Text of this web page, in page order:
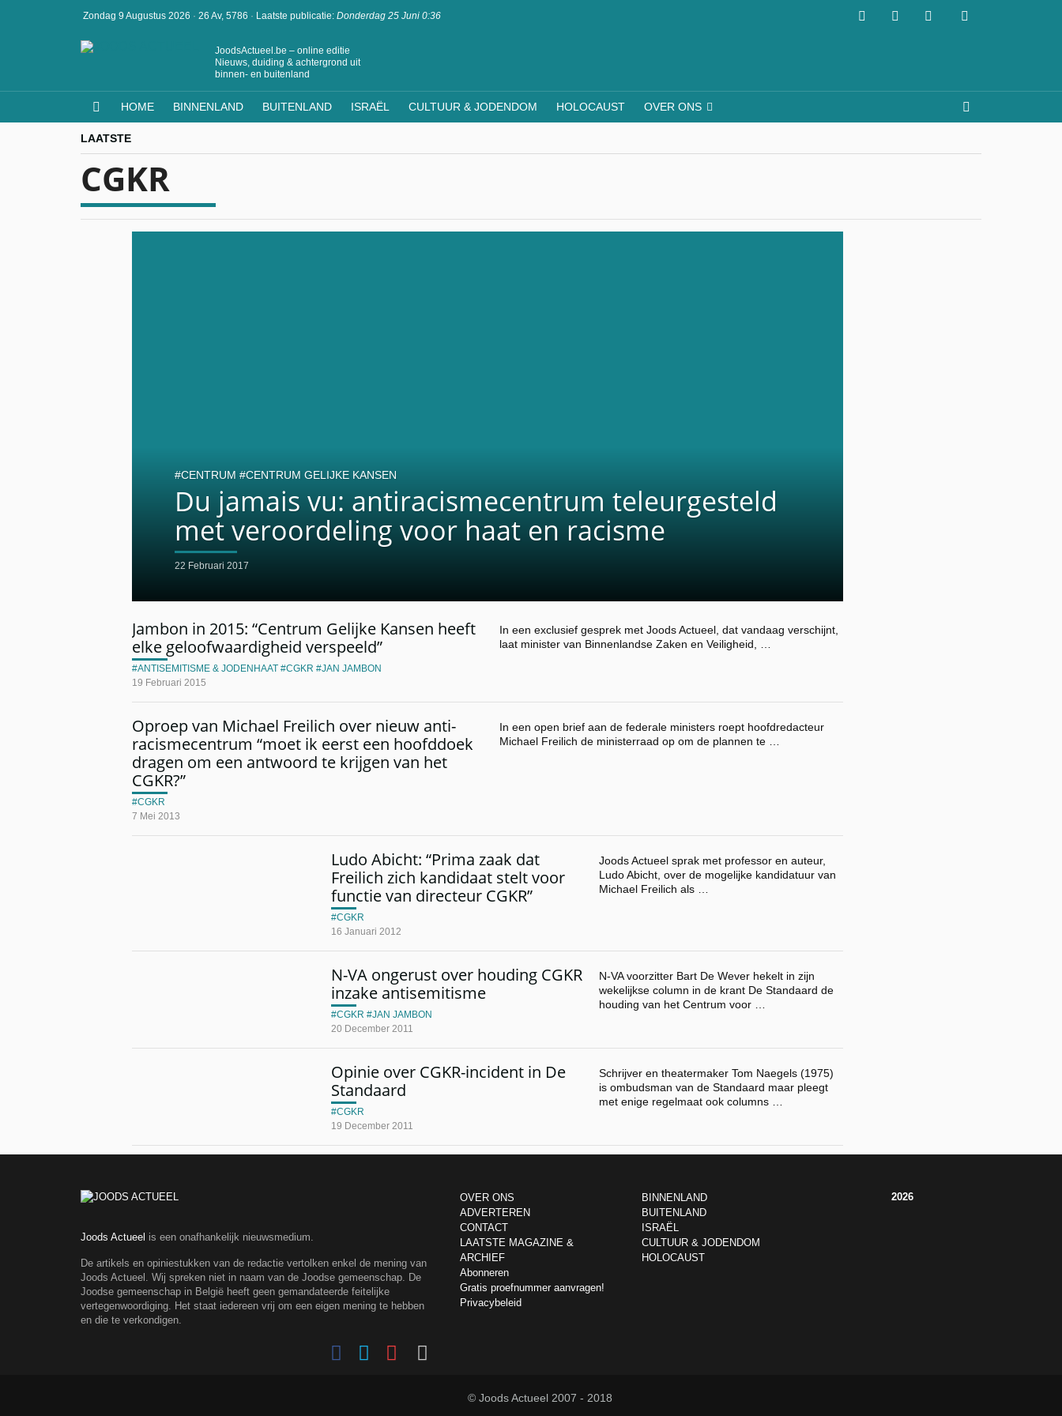
Zondag 9 Augustus 2026 · 26 Av, 5786 · Laatste publicatie: Donderdag 25 Juni 0:36
JoodsActueel.be – online editie
Nieuws, duiding & achtergrond uit
binnen- en buitenland
HOME BINNENLAND BUITENLAND ISRAËL CULTUUR & JODENDOM HOLOCAUST OVER ONS
LAATSTE
CGKR
Du jamais vu: antiracismecentrum teleurgesteld
met veroordeling voor haat en racisme
22 Februari 2017
CENTRUM CENTRUM GELIJKE KANSEN
Jambon in 2015: “Centrum Gelijke Kansen heeft
elke geloofwaardigheid verspeeld”
19 Februari 2015
ANTISEMITISME & JODENHAAT CGKR JAN JAMBON
In een exclusief gesprek met Joods Actueel, dat vandaag verschijnt,
laat minister van Binnenlandse Zaken en Veiligheid, …
Oproep van Michael Freilich over nieuw anti-
racismecentrum “moet ik eerst een hoofddoek
dragen om een antwoord te krijgen van het
CGKR?”
7 Mei 2013
CGKR
In een open brief aan de federale ministers roept hoofdredacteur
Michael Freilich de ministerraad op om de plannen te …
Ludo Abicht: “Prima zaak dat
Freilich zich kandidaat stelt voor
functie van directeur CGKR”
16 Januari 2012
CGKR
Joods Actueel sprak met professor en auteur,
Ludo Abicht, over de mogelijke kandidatuur van
Michael Freilich als …
N-VA ongerust over houding CGKR
inzake antisemitisme
20 December 2011
CGKR JAN JAMBON
N-VA voorzitter Bart De Wever hekelt in zijn
wekelijkse column in de krant De Standaard de
houding van het Centrum voor …
Opinie over CGKR-incident in De
Standaard
19 December 2011
CGKR
Schrijver en theatermaker Tom Naegels (1975)
is ombudsman van de Standaard maar pleegt
met enige regelmaat ook columns …
Joods Actueel is een onafhankelijk nieuwsmedium.
De artikels en opiniestukken van de redactie vertolken enkel de mening van
Joods Actueel. Wij spreken niet in naam van de Joodse gemeenschap. De
Joodse gemeenschap in België heeft geen gemandateerde feitelijke
vertegenwoordiging. Het staat iedereen vrij om een eigen mening te hebben
en die te verkondigen.
OVER ONS
ADVERTEREN
CONTACT
LAATSTE MAGAZINE &
ARCHIEF
Abonneren
Gratis proefnummer aanvragen!
Privacybeleid
BINNENLAND
BUITENLAND
ISRAËL
CULTUUR & JODENDOM
HOLOCAUST
2026
© Joods Actueel 2007 - 2018